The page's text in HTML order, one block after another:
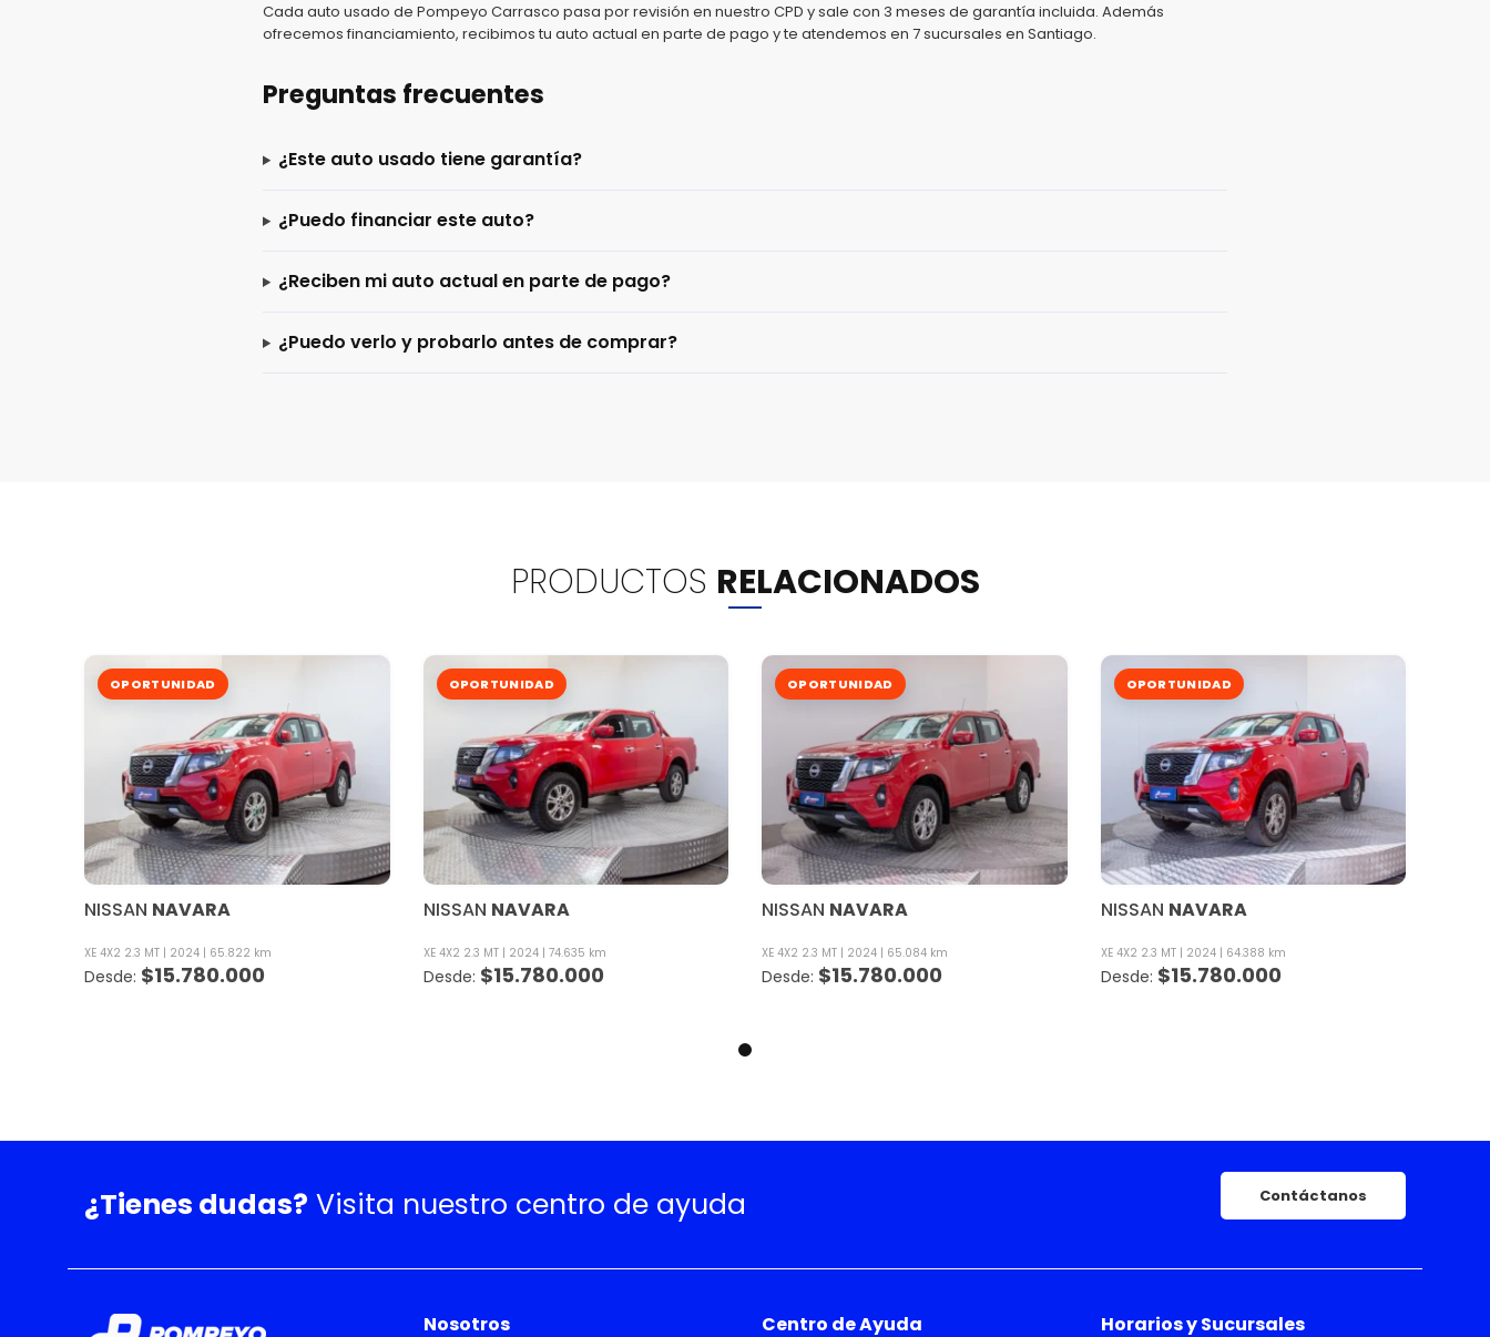
Cada auto usado de Pompeyo Carrasco pasa por revisión en nuestro CPD y sale con 3 meses de garantía incluida. Además
ofrecemos financiamiento, recibimos tu auto actual en parte de pago y te atendemos en 7 sucursales en Santiago.
Preguntas frecuentes
¿Este auto usado tiene garantía?
¿Puedo financiar este auto?
¿Reciben mi auto actual en parte de pago?
¿Puedo verlo y probarlo antes de comprar?
PRODUCTOS RELACIONADOS
OPORTUNIDAD
NISSAN NAVARA
XE 4X2 2.3 MT 2024 65.822 km
$15.780.000
OPORTUNIDAD
NISSAN NAVARA
XE 4X2 2.3 MT 2024 74.635 km
$15.780.000
OPORTUNIDAD
NISSAN NAVARA
XE 4X2 2.3 MT 2024 65.084 km
$15.780.000
OPORTUNIDAD
NISSAN NAVARA
XE 4X2 2.3 MT 2024 64.388 km
$15.780.000
¿Tienes dudas? Visita nuestro centro de ayuda Contáctanos
Nosotros Centro de Ayuda Horarios y Sucursales